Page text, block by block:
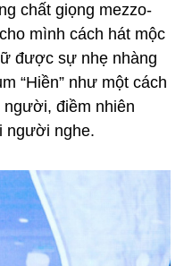
chất giọng mezzo-
mình cách hát mộc
được sự nhẹ nhàng
“Hiền” như một cách
điềm nhiên
người nghe.